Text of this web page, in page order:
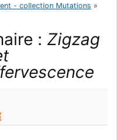
- collection Mutations »
: Zigzag